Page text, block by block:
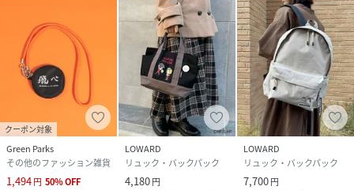
クーポン対象
Green Parks
その他のファッション雑貨
1,494円 50%OFF
LOWARD
リュック・バックパック
4,180円
LOWARD
リュック・バックパック
7,700円